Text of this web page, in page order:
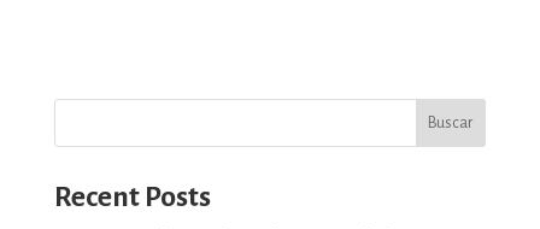
Buscar
Recent Posts